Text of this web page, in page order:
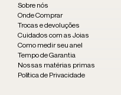
Sobre nós
Onde Comprar
Trocas e devoluções
Cuidados com as Joias
Como medir seu anel
Tempo de Garantia
Nossas matérias primas
Política de Privacidade